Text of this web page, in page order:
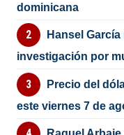
dominicana
Hansel
investigación por
Precio del
este viernes 7 de